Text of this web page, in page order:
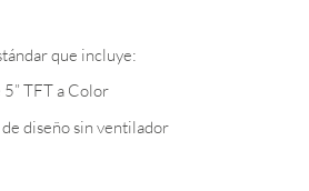
que incluye:
TFT a Color
diseño sin ventilador